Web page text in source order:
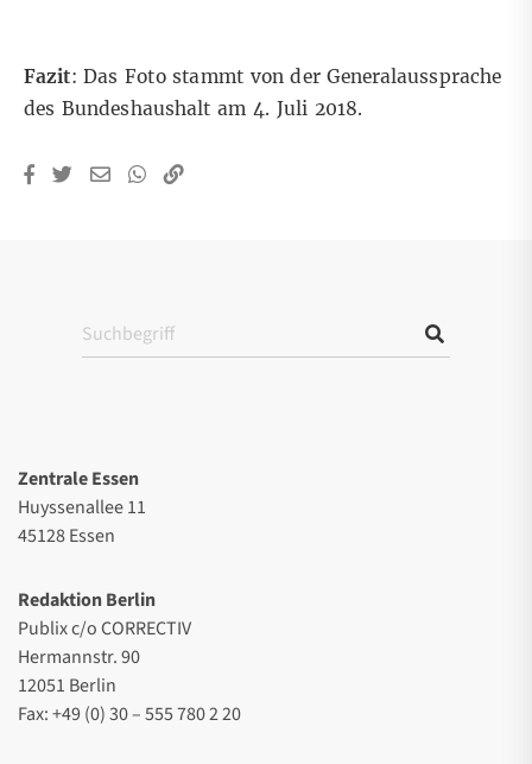
Fazit: Das Foto stammt von der Generalaussprache
des Bundeshaushalt am 4. Juli 2018.
Zentrale Essen
Huyssenallee 11
45128 Essen
Redaktion Berlin
Publix c/o CORRECTIV
Hermannstr. 90
12051 Berlin
Fax: +49 (0) 30 – 555 780 2 20